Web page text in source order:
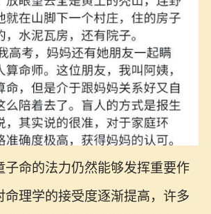
子命的法力仍然能够发挥重要作
命理学的接受度逐渐提高，许多